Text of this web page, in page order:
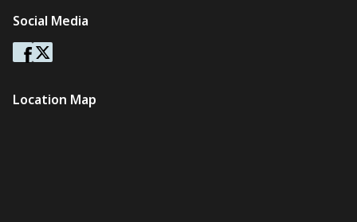
Social Media
Location Map